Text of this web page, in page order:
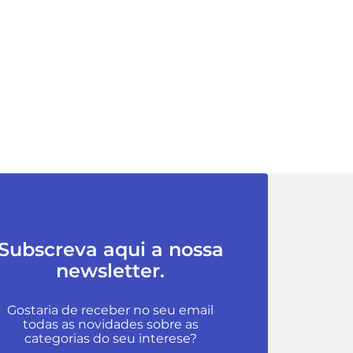
aqui a nossa
newsletter.
Gostaria de receber no seu email
todas as novidades sobre as
categorias do seu interese?